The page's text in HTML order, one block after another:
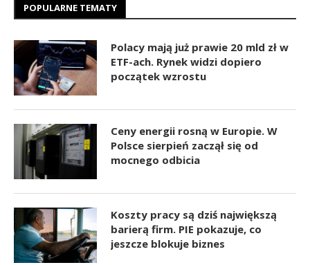
POPULARNE TEMATY
Polacy mają już prawie 20 mld zł w
ETF-ach. Rynek widzi dopiero
początek wzrostu
Ceny energii rosną w Europie. W
Polsce sierpień zaczął się od
mocnego odbicia
Koszty pracy są dziś największą
barierą firm. PIE pokazuje, co
jeszcze blokuje biznes